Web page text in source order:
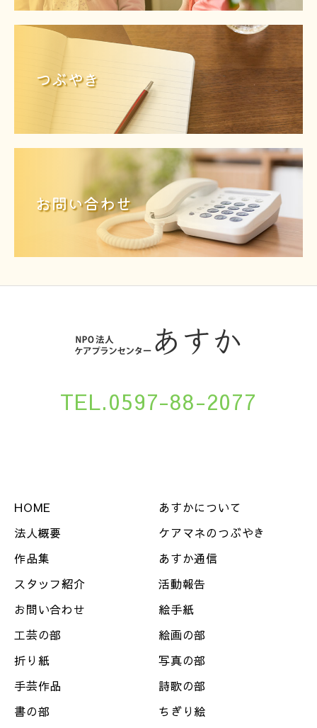
つぶやき
お問い合わせ
TEL.0597-88-2077
HOME
あすかについて
法人概要
ケアマネのつぶやき
作品集
あすか通信
スタッフ紹介
活動報告
お問い合わせ
絵手紙
工芸の部
絵画の部
折り紙
写真の部
手芸作品
詩歌の部
書の部
ちぎり絵